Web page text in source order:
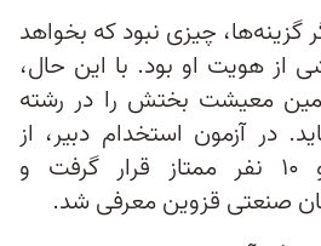
گزینه‌ها، چیزی نبود که بخواهد
از هویت او بود. با این حال،
معیشت بختش را در رشته‌
در آزمون استخدام دبیر، از
میان ۸۰۰ نفر، جزو ۱۰ نفر ممتاز قرار گرفت و
صنعتی قزوین معرفی شد.